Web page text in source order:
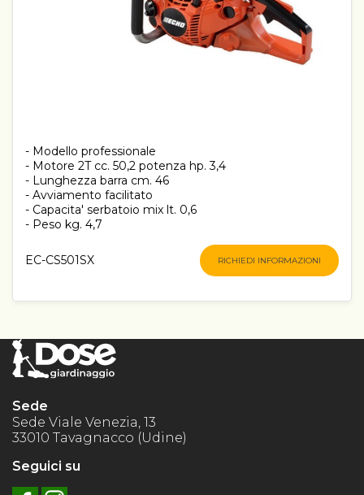
- Modello professionale
- Motore 2T cc. 50,2 potenza hp. 3,4
- Lunghezza barra cm. 46
- Avviamento facilitato
- Capacita' serbatoio mix lt. 0,6
- Peso kg. 4,7
EC-CS501SX RICHIEDI INFORMAZIONI
Sede
Sede Viale Venezia, 13
33010 Tavagnacco (Udine)
Seguici su